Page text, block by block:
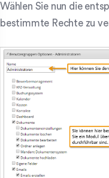
Wählen Sie nun die
bestimmte Rechte zu